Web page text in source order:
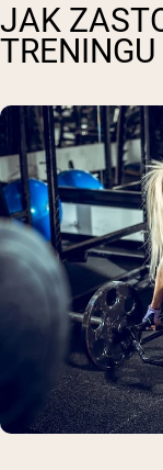
JAK
TRENINGU